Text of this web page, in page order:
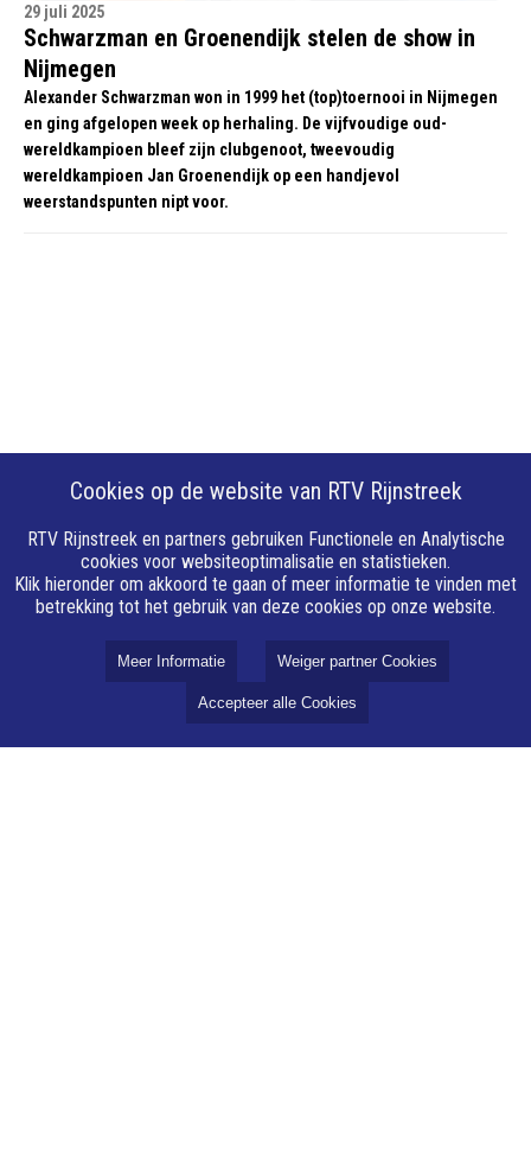
29 juli 2025
Schwarzman en Groenendijk stelen de show in
Nijmegen
Alexander Schwarzman won in 1999 het (top)toernooi in Nijmegen
en ging afgelopen week op herhaling. De vijfvoudige oud-
wereldkampioen bleef zijn clubgenoot, tweevoudig
wereldkampioen Jan Groenendijk op een handjevol
weerstandspunten nipt voor.
Cookies op de website van RTV Rijnstreek
RTV Rijnstreek en partners gebruiken Functionele en Analytische
cookies voor websiteoptimalisatie en statistieken.
Klik hieronder om akkoord te gaan of meer informatie te vinden met
betrekking tot het gebruik van deze cookies op onze website.
Meer Informatie Weiger partner Cookies
Accepteer alle Cookies